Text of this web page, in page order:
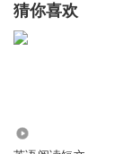
猜你喜欢